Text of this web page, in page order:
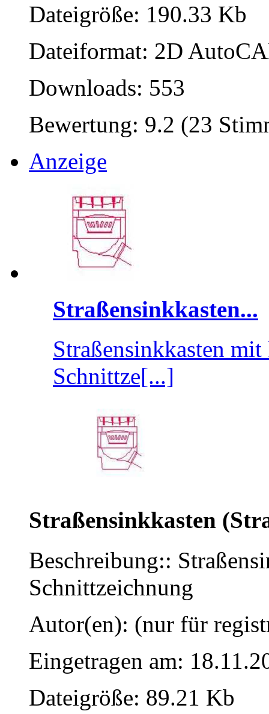
Dateigröße: 190.33 Kb
Dateiformat: 2D
Downloads: 553
Bewertung: 9.2 (23
Anzeige
Straßensinkkasten...
Straßensinkkasten
Schnittze[...]
Straßensinkkasten
Beschreibung::
Schnittzeichnung
Autor(en): (nur für
Eingetragen am:
Dateigröße: 89.21 Kb